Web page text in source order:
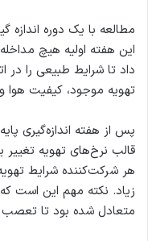
مطالعه با یک دوره
این هفته اولیه هیچ
داد تا شرایط طبیعی را در
تهویه موجود، کیفیت هوا
پس از هفته اندازه‌گیری
قالب نرخ‌های تهویه تغییر
هر شرکت‌کننده شرایط
زیاد. نکته مهم این است
متعادل شده بود تا